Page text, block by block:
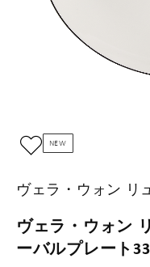
NEW
ヴェラ・ウォン リ
ヴェラ・ウォン
ーバルプレート